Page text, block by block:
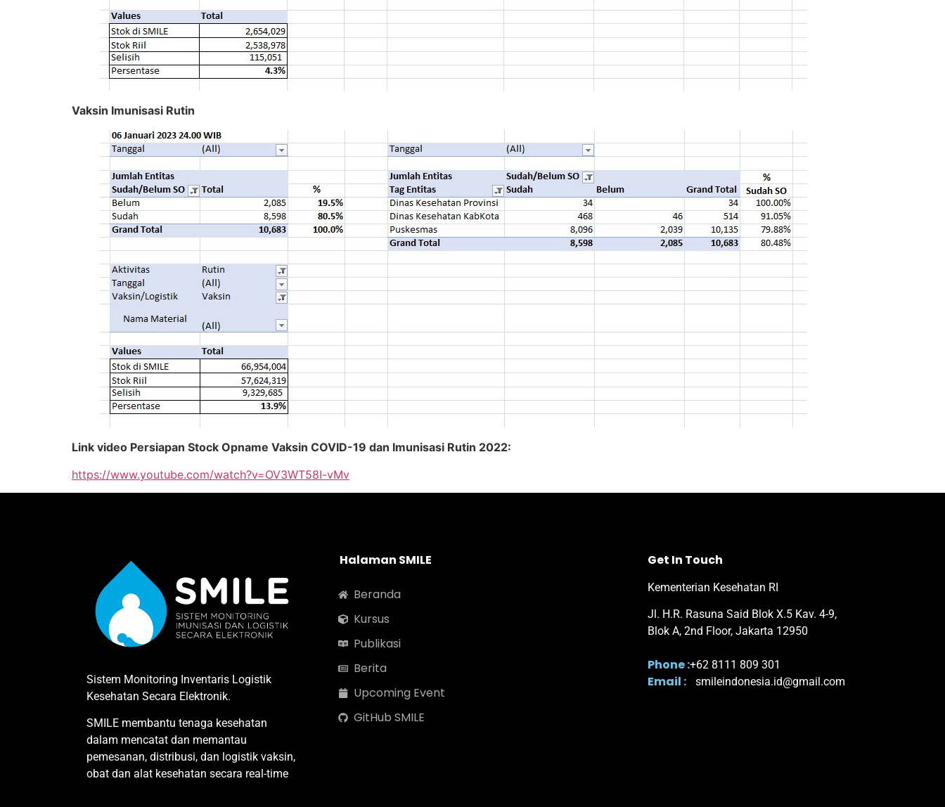
Vaksin Imunisasi Rutin
Link video Persiapan Stock Opname Vaksin COVID-19 dan Imunisasi Rutin 2022:
https://www.youtube.com/watch?v=OV3WT58I-vMv
Sistem Monitoring Inventaris Logistik
Kesehatan Secara Elektronik.
SMILE membantu tenaga kesehatan
dalam mencatat dan memantau
pemesanan, distribusi, dan logistik vaksin,
obat dan alat kesehatan secara real-time
Halaman SMILE
Beranda
Kursus
Publikasi
Berita
Upcoming Event
GitHub SMILE
Get In Touch
Kementerian Kesehatan RI
Jl. H.R. Rasuna Said Blok X.5 Kav. 4-9,
Blok A, 2nd Floor, Jakarta 12950
Phone :+62 8111 809 301
Email : smileindonesia.id@gmail.com